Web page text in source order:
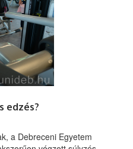
edzés?
a Debreceni Egyetem